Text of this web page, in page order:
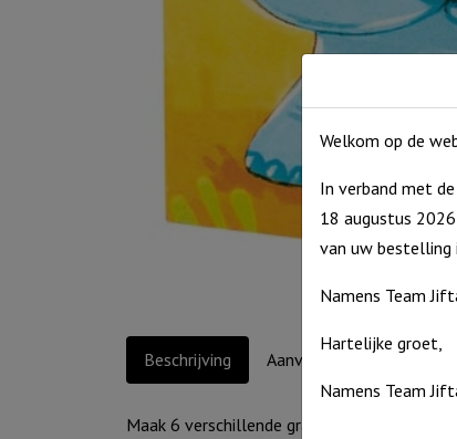
Beschrijving Aanvullende informatie
Maak 6 verschillende grappige
Welkom op de
In verband met
18 augustus
van uw bestelling
Namens Team
Hartelijke groet,
Namens Team